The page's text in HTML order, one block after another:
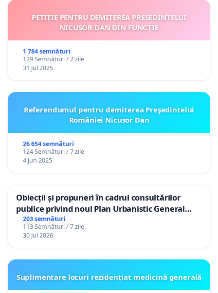
PETIȚIE PENTRU DEMITEREA PREȘEDINTELUI
NICUȘOR DAN DIN FUNCȚIE
1 784 semnături
129 Semnături / 7 zile
31 Jul 2025
Referendumul pentru demiterea Preşedintelui
României Nicusor Dan
26 654 semnături
124 Semnături / 7 zile
4 Jun 2025
Obiecții și propuneri în cadrul consultărilor
publice privind noul Plan Urbanistic General
(PUG) Ialoveni
203 semnături
113 Semnături / 7 zile
30 Jul 2026
Suplimentare locuri rezidențiat medicină generală